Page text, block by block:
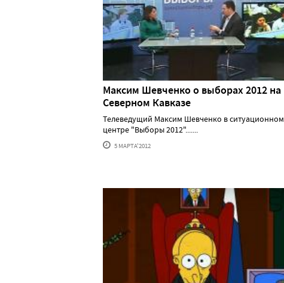
Максим Шевченко о выборах 2012 на
Северном Кавказе
Телеведущий Максим Шевченко в ситуационном
центре "Выборы 2012".......
5 МАРТА'2012